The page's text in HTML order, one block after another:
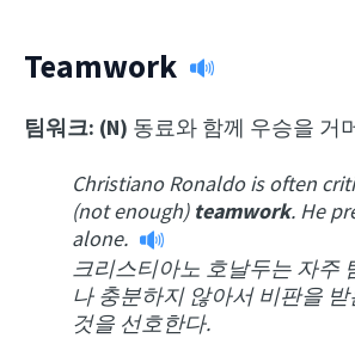
Teamwork
팀워크: (N) 동료와 함께 우승을 거
Christiano Ronaldo is often
(not enough) teamwork. He
alone.
크리스티아노 호날두는 자주
나 충분하지 않아서 비판을
것을 선호한다.